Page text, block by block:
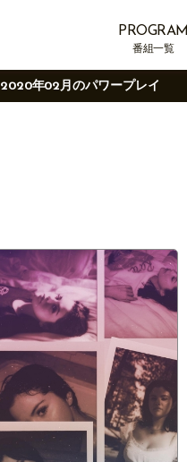
PROGRAM
番組一覧
2020年02月のパワープレイ